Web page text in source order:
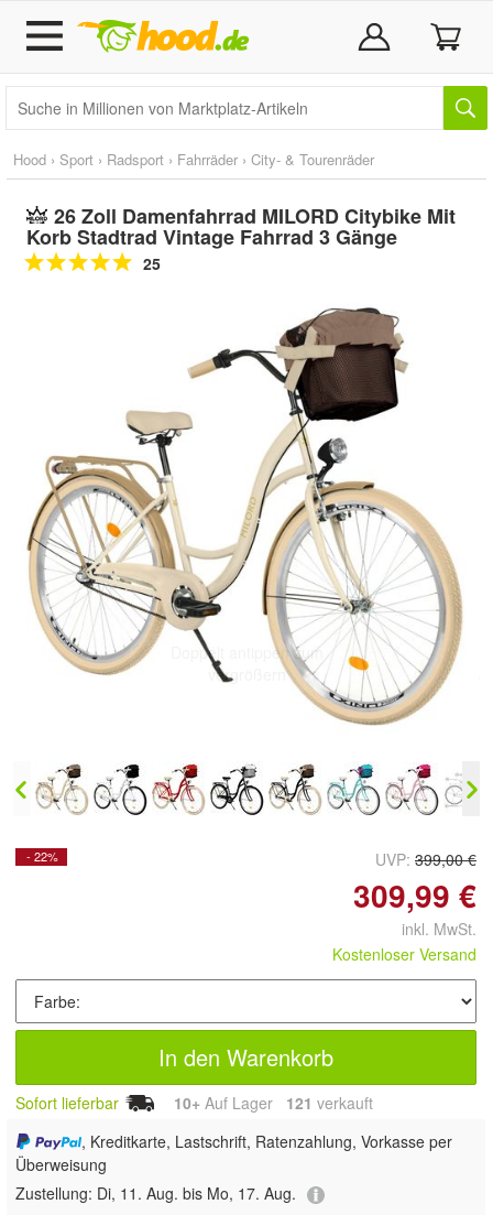
Hood › Sport › Radsport › Fahrräder › City- & Tourenräder
26 Zoll Damenfahrrad MILORD Citybike Mit
Korb Stadtrad Vintage Fahrrad 3 Gänge
25
Doppelt antippen zum
vergrößern
- 22% UVP: 399,00 €
309,99 €
inkl. MwSt.
Kostenloser Versand
In den Warenkorb
Sofort lieferbar 10+ Auf Lager 121 verkauft
, Kreditkarte, Lastschrift, Ratenzahlung, Vorkasse per
Überweisung
Zustellung: Di, 11. Aug. bis Mo, 17. Aug.